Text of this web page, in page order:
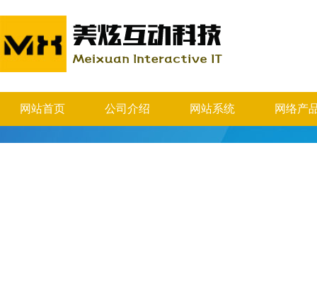
网站首页 公司介绍 网站系统 网络产